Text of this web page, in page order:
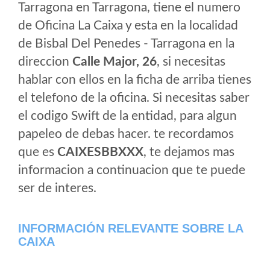
Tarragona en Tarragona, tiene el numero
de Oficina La Caixa y esta en la localidad
de Bisbal Del Penedes - Tarragona en la
direccion Calle Major, 26, si necesitas
hablar con ellos en la ficha de arriba tienes
el telefono de la oficina. Si necesitas saber
el codigo Swift de la entidad, para algun
papeleo de debas hacer. te recordamos
que es CAIXESBBXXX, te dejamos mas
informacion a continuacion que te puede
ser de interes.
INFORMACIÓN RELEVANTE SOBRE LA
CAIXA